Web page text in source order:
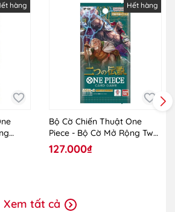
hàng
-
Hết hàng
Bộ Cờ Chiến Thuật One
Piece - Bộ Cờ Mở Rộng Two
Legends OP-08
127.000₫
Xem tất cả